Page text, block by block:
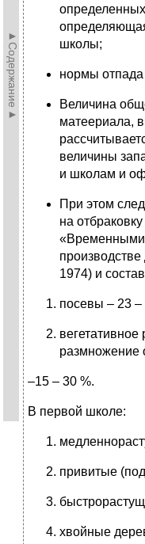
►Содержание►
школы;
нормы отпада
Величина
матеериала,
величины
и школам и
При этом
на
«Временными
производстве
1974) и
посевы – 23 –
размножение
–15 – 30 %.
В первой школе:
привитые
хвойные